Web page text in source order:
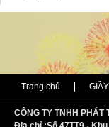
Trang chủ
CÔNG TY TNHH PHÁT